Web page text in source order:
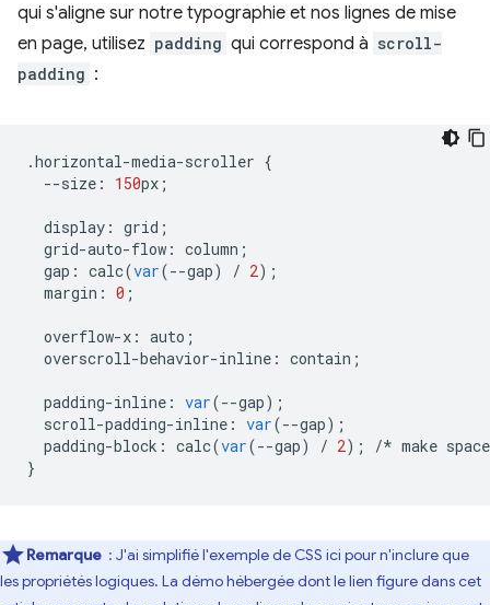
qui s'aligne sur notre typographie et nos lignes de mise
en page, utilisez padding qui correspond à scroll-
padding :
.horizontal-media-scroller {
--size : 150px ;
display : grid ;
grid-auto-flow : column ;
gap : calc(var(--gap) / 2);
margin : 0 ;
overflow-x : auto ;
overscroll-behavior-inline : contain ;
padding-inline : var(--gap);
scroll-padding-inline : var(--gap);
padding-block : calc(var(--gap) / 2); /* make space
}
Remarque : J'ai simplifié l'exemple de CSS ici pour n'inclure que
les propriétés logiques. La démo hébergée dont le lien figure dans cet